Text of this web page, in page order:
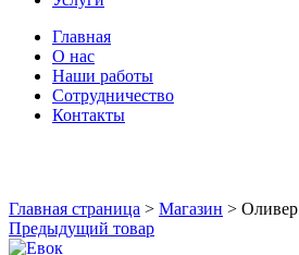
Главная
О нас
Наши работы
Сотрудничество
Контакты
Главная страница > Магазин > Оливер
Предыдущий товар